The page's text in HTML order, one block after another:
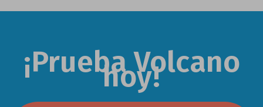
¡Prueba Volcano
hoy!